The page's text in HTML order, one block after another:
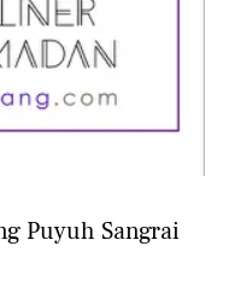
Puyuh Sangrai